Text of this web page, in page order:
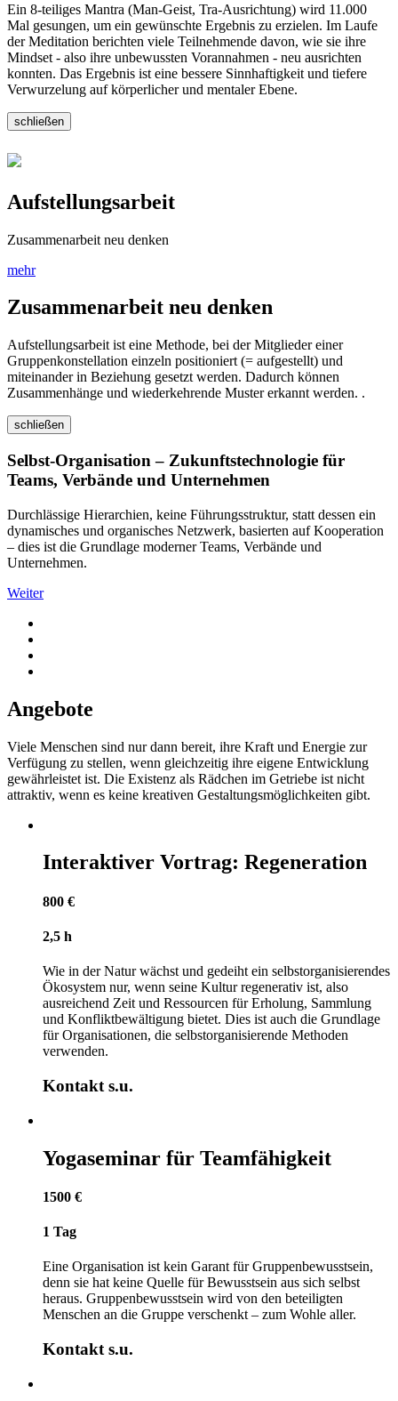
Ein 8-teiliges Mantra (Man-Geist, Tra-Ausrichtung) wird 11.000
Mal gesungen, um ein gewünschte Ergebnis zu erzielen. Im Laufe
der Meditation berichten viele Teilnehmende davon, wie sie ihre
Mindset - also ihre unbewussten Vorannahmen - neu ausrichten
konnten. Das Ergebnis ist eine bessere Sinnhaftigkeit und tiefere
Verwurzelung auf körperlicher und mentaler Ebene.
schließen
Aufstellungsarbeit
Zusammenarbeit neu denken
mehr
Zusammenarbeit neu denken
Aufstellungsarbeit ist eine Methode, bei der Mitglieder einer
Gruppenkonstellation einzeln positioniert (= aufgestellt) und
miteinander in Beziehung gesetzt werden. Dadurch können
Zusammenhänge und wiederkehrende Muster erkannt werden. .
schließen
Selbst-Organisation – Zukunftstechnologie für
Teams, Verbände und Unternehmen
Durchlässige Hierarchien, keine Führungsstruktur, statt dessen ein
dynamisches und organisches Netzwerk, basierten auf Kooperation
– dies ist die Grundlage moderner Teams, Verbände und
Unternehmen.
Weiter
Angebote
Viele Menschen sind nur dann bereit, ihre Kraft und Energie zur
Verfügung zu stellen, wenn gleichzeitig ihre eigene Entwicklung
gewährleistet ist. Die Existenz als Rädchen im Getriebe ist nicht
attraktiv, wenn es keine kreativen Gestaltungsmöglichkeiten gibt.
Interaktiver Vortrag: Regeneration
800 €
2,5 h
Wie in der Natur wächst und gedeiht ein selbstorganisierendes
Ökosystem nur, wenn seine Kultur regenerativ ist, also
ausreichend Zeit und Ressourcen für Erholung, Sammlung
und Konfliktbewältigung bietet. Dies ist auch die Grundlage
für Organisationen, die selbstorganisierende Methoden
verwenden.
Kontakt s.u.
Yogaseminar für Teamfähigkeit
1500 €
1 Tag
Eine Organisation ist kein Garant für Gruppenbewusstsein,
denn sie hat keine Quelle für Bewusstsein aus sich selbst
heraus. Gruppenbewusstsein wird von den beteiligten
Menschen an die Gruppe verschenkt – zum Wohle aller.
Kontakt s.u.